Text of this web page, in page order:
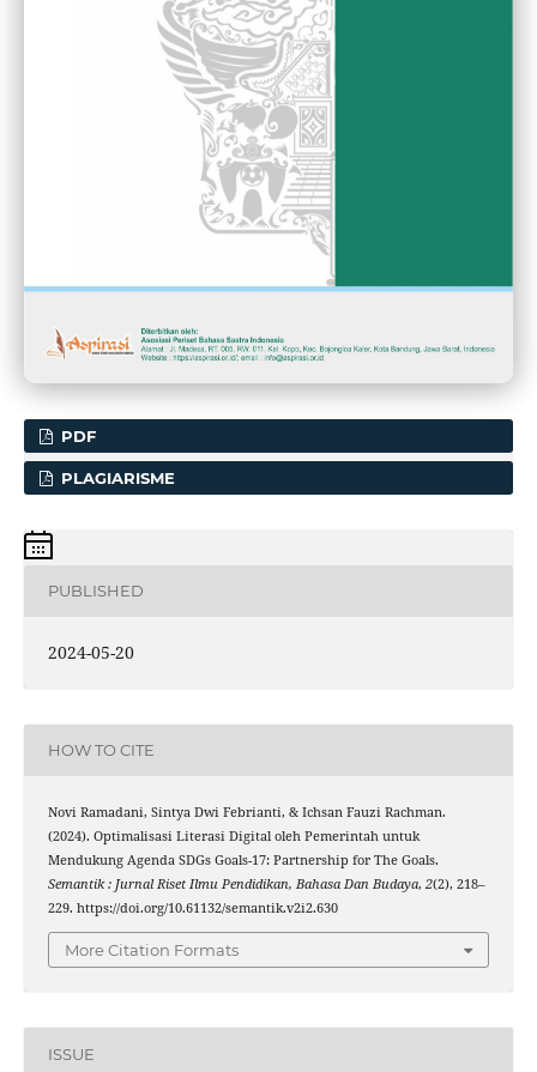
PDF
PLAGIARISME
PUBLISHED
2024-05-20
HOW TO CITE
Novi Ramadani, Sintya Dwi Febrianti, & Ichsan Fauzi Rachman.
(2024). Optimalisasi Literasi Digital oleh Pemerintah untuk
Mendukung Agenda SDGs Goals-17: Partnership for The Goals.
Semantik : Jurnal Riset Ilmu Pendidikan, Bahasa Dan Budaya, 2(2), 218–
229. https://doi.org/10.61132/semantik.v2i2.630
More Citation Formats
ISSUE